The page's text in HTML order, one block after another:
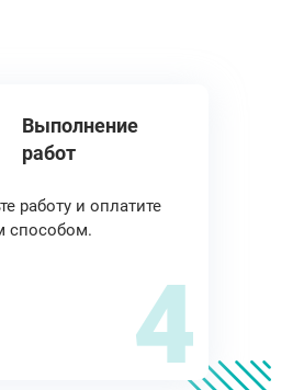
Выполнение
работ
работу и оплатите
способом.
4